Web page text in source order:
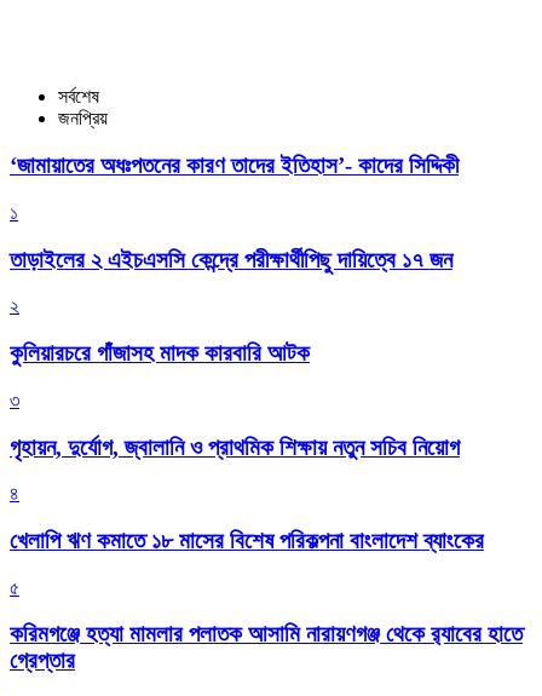
সর্বশেষ
জনপ্রিয়
‘জামায়াতের অধঃপতনের কারণ তাদের ইতিহাস’- কাদের সিদ্দিকী
১
তাড়াইলের ২ এইচএসসি কেন্দ্রে পরীক্ষার্থীপিছু দায়িত্বে ১৭ জন
২
কুলিয়ারচরে গাঁজাসহ মাদক কারবারি আটক
৩
গৃহায়ন, দুর্যোগ, জ্বালানি ও প্রাথমিক শিক্ষায় নতুন সচিব নিয়োগ
৪
খেলাপি ঋণ কমাতে ১৮ মাসের বিশেষ পরিকল্পনা বাংলাদেশ ব্যাংকের
৫
করিমগঞ্জে হত্যা মামলার পলাতক আসামি নারায়ণগঞ্জ থেকে র‌্যাবের হাতে
গ্রেপ্তার